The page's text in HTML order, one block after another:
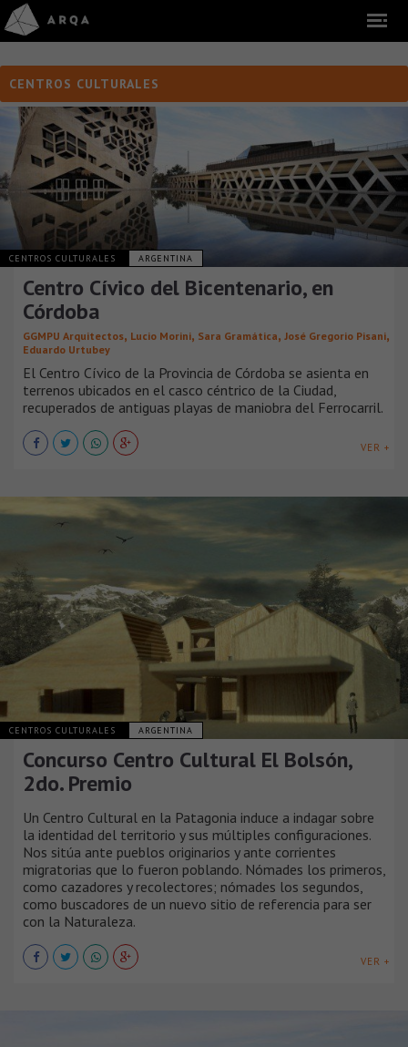
CENTROS CULTURALES
CENTROS CULTURALES ARGENTINA
Centro Cívico del Bicentenario, en
Córdoba
GGMPU Arquitectos, Lucio Morini, Sara Gramática, José Gregorio Pisani,
Eduardo Urtubey
El Centro Cívico de la Provincia de Córdoba se asienta en
terrenos ubicados en el casco céntrico de la Ciudad,
recuperados de antiguas playas de maniobra del Ferrocarril.
VER +
CENTROS CULTURALES ARGENTINA
Concurso Centro Cultural El Bolsón,
2do. Premio
Un Centro Cultural en la Patagonia induce a indagar sobre
la identidad del territorio y sus múltiples configuraciones.
Nos sitúa ante pueblos originarios y ante corrientes
migratorias que lo fueron poblando. Nómades los primeros,
como cazadores y recolectores; nómades los segundos,
como buscadores de un nuevo sitio de referencia para ser
con la Naturaleza.
VER +